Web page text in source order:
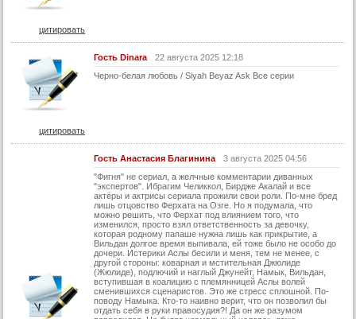
19 серия
19 серия (суб)
20 серия (суб)
21 серия
22 серия
25 серия
25 серия (суб)
цитировать
Гость Dinara
22 августа 2025 12:18
Черно-белая любовь / Siyah Beyaz Ask Все серии
цитировать
Гость Анастасия Благинина
3 августа 2025 04:56
"Фигня" не сериал, а желчные комментарии диванных
"экспертов". Ибрагим Челиккол, Бирдже Акалай и все
актёры и актрисы сериала прожили свои роли. По-мне бред
лишь отцовство Ферхата на Озге. Но я подумала, что
можно решить, что Ферхат под влиянием того, что
изменился, просто взял ответственность за девочку,
которая родному папаше нужна лишь как прикрытие, а
Вильдан долгое время выпивала, ей тоже было не особо до
дочери. Истерики Аслы бесили и меня, тем не менее, с
другой стороны: коварная и мстительная Джюлиде
(Жюлиде), подлючий и наглый Джунейт, Намык, Вильдан,
вступившая в коалицию с племянницей Аслы волей
сменившихся сценаристов. Это же стресс сплошной. По-
поводу Намыка. Кто-то наивно верит, что он позволил бы
отдать себя в руки правосудия?! Да он же разумом